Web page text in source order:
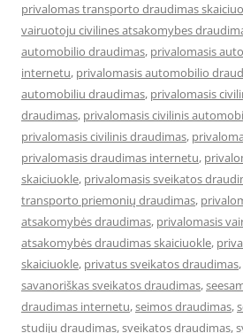
privalomas transporto draudimas
vairuotoju civilines atsakomybes
automobilio draudimas, privalomasis
internetu, privalomasis automobilio
automobiliu draudimas, privalomasis
draudimas, privalomasis civilinis
privalomasis civilinis draudimas,
privalomasis draudimas internetu,
skaiciuokle, privalomasis sveikatos
transporto priemonių draudimas,
atsakomybės draudimas, privalomasis
atsakomybės draudimas skaiciuokle,
skaiciuokle, privatus sveikatos draudimas,
savanoriškas sveikatos draudimas,
draudimas internetu,seimos draudimas,
studiju draudimas,sveikatos draudimas,